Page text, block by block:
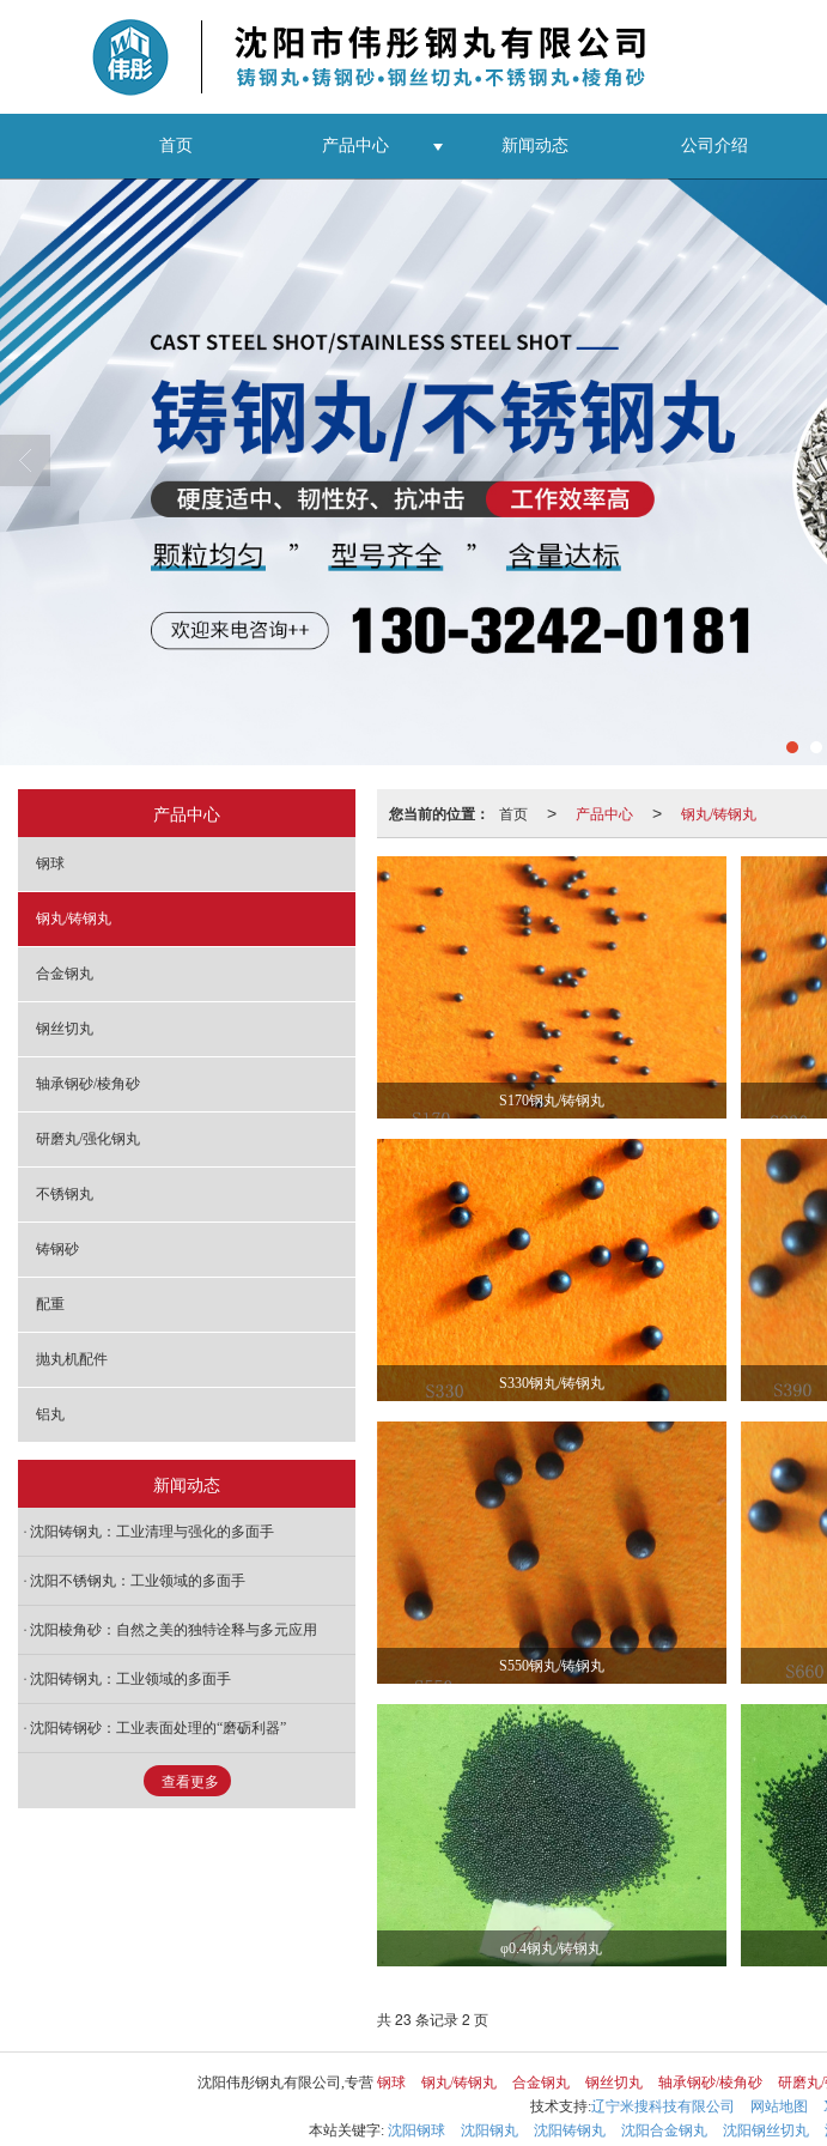
首页 产品中心 新闻动态 公司介绍
您当前的位置： 首页 > 产品中心 > 钢丸/铸钢丸
S170钢丸/铸钢丸
S330钢丸/铸钢丸
S550钢丸/铸钢丸
φ0.4钢丸/铸钢丸
共 23 条记录 2 页
产品中心
钢球
钢丸/铸钢丸
合金钢丸
钢丝切丸
轴承钢砂/棱角砂
研磨丸/强化钢丸
不锈钢丸
铸钢砂
配重
抛丸机配件
铝丸
新闻动态
沈阳铸钢丸：工业清理与强化的多面手
沈阳不锈钢丸：工业领域的多面手
沈阳棱角砂：自然之美的独特诠释与多元应用
沈阳铸钢丸：工业领域的多面手
沈阳铸钢砂：工业表面处理的“磨砺利器”
查看更多
沈阳伟彤钢丸有限公司,专营 钢球 钢丸/铸钢丸 合金钢丸 钢丝切丸 轴承钢砂/棱角砂 研磨丸
技术支持:辽宁米搜科技有限公司 网站地图
本站关键字: 沈阳钢球 沈阳钢丸 沈阳铸钢丸 沈阳合金钢丸 沈阳钢丝切丸